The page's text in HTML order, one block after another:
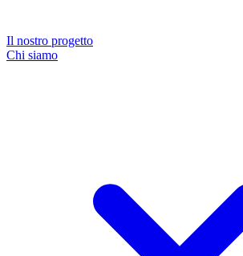
Il nostro progetto
Chi siamo